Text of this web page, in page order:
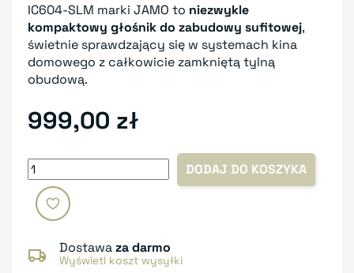
IC604-SLM marki JAMO to niezwykle
kompaktowy głośnik do zabudowy sufitowej,
świetnie sprawdzający się w systemach kina
domowego z całkowicie zamkniętą tylną
obudową.
999,00 zł
DODAJ DO KOSZYKA
Dostawaza darmo
Wyświetl koszt wysyłki